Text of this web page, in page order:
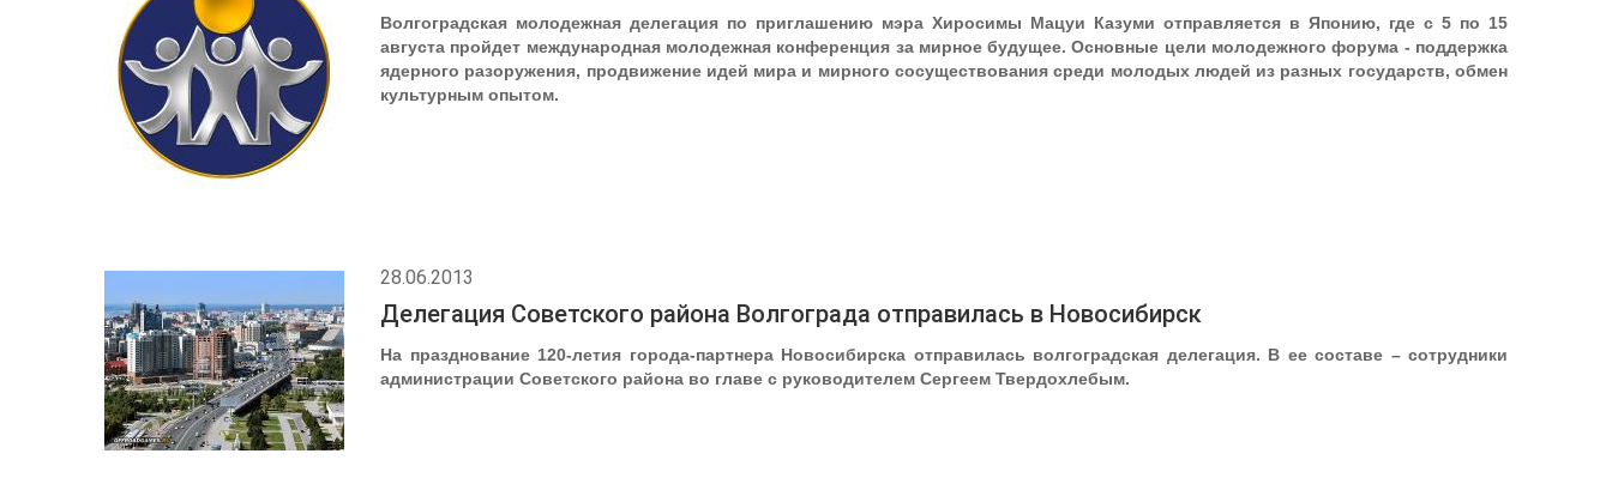
Волгоградская молодежная делегация по приглашению мэра Хиросимы Мацуи Казуми отправляется в Японию, где с 5 по 15
августа пройдет международная молодежная конференция за мирное будущее. Основные цели молодежного форума - поддержка
ядерного разоружения, продвижение идей мира и мирного сосуществования среди молодых людей из разных государств, обмен
культурным опытом.
28.06.2013
Делегация Советского района Волгограда отправилась в Новосибирск
На празднование 120-летия города-партнера Новосибирска отправилась волгоградская делегация. В ее составе – сотрудники
администрации Советского района во главе с руководителем Сергеем Твердохлебым.